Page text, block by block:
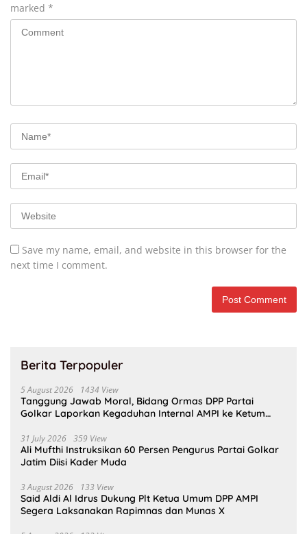
marked *
Save my name, email, and website in this browser for the
next time I comment.
Berita Terpopuler
5 August 2026 1434 View
Tanggung Jawab Moral, Bidang Ormas DPP Partai
Golkar Laporkan Kegaduhan Internal AMPI ke Ketum
31 July 2026 359 View
Ali Mufthi Instruksikan 60 Persen Pengurus Partai Golkar
Jatim Diisi Kader Muda
3 August 2026 133 View
Said Aldi Al Idrus Dukung Plt Ketua Umum DPP AMPI
Segera Laksanakan Rapimnas dan Munas X